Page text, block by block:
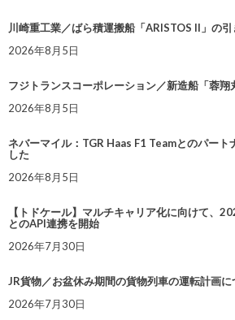
川崎重工業／ばら積運搬船「ARISTOS II」の引
2026年8月5日
フジトランスコーポレーション／新造船「蓉翔
2026年8月5日
ネバーマイル：TGR Haas F1 Teamとのパート
した
2026年8月5日
【トドケール】マルチキャリア化に向けて、
とのAPI連携を開始
2026年7月30日
JR貨物／お盆休み期間の貨物列車の運転計画に
2026年7月30日